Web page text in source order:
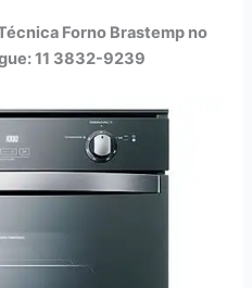
Forno Brastemp no
11 3832-9239